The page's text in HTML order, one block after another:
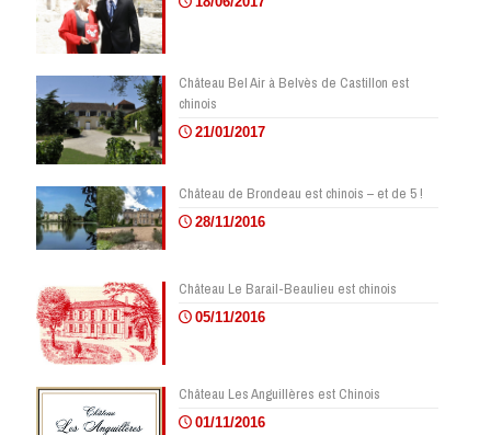
Château Bel Air à Belvès de Castillon est
chinois
21/01/2017
Château de Brondeau est chinois – et de 5 !
28/11/2016
Château Le Barail-Beaulieu est chinois
05/11/2016
Château Les Anguillères est Chinois
01/11/2016